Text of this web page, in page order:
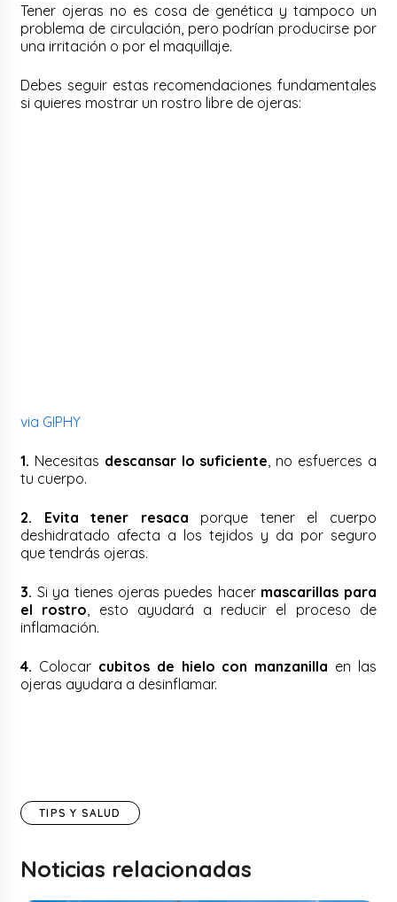
Tener ojeras no es cosa de genética y tampoco un
problema de circulación, pero podrían producirse por
una irritación o por el maquillaje.
Debes seguir estas recomendaciones fundamentales
si quieres mostrar un rostro libre de ojeras:
via GIPHY
1. Necesitas descansar lo suficiente , no esfuerces a
tu cuerpo.
2. Evita tener resaca porque tener el cuerpo
deshidratado afecta a los tejidos y da por seguro
que tendrás ojeras.
3. Si ya tienes ojeras puedes hacer mascarillas para
el rostro , esto ayudará a reducir el proceso de
inflamación.
4. Colocar cubitos de hielo con manzanilla en las
ojeras ayudara a desinflamar.
TIPS Y SALUD
Noticias relacionadas